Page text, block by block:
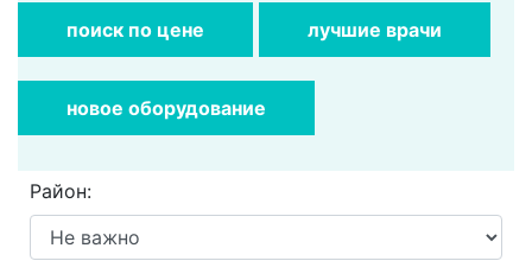
поиск по цене лучшие врачи
новое оборудование
Район: